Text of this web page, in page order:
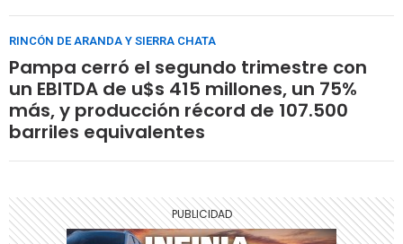
RINCÓN DE ARANDA Y SIERRA CHATA
Pampa cerró el segundo trimestre con
un EBITDA de u$s 415 millones, un 75%
más, y producción récord de 107.500
barriles equivalentes